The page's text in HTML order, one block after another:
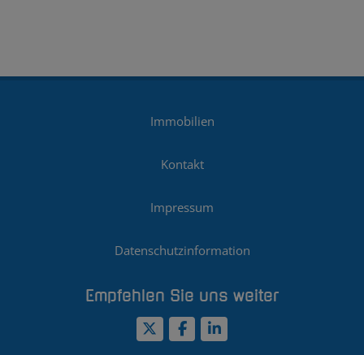
Immobilien
Kontakt
Impressum
Datenschutzinformation
Empfehlen Sie uns weiter